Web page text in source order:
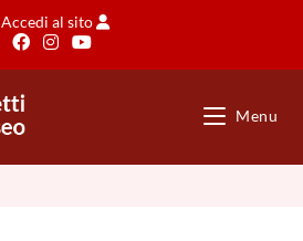
Accedi al sito
Menu